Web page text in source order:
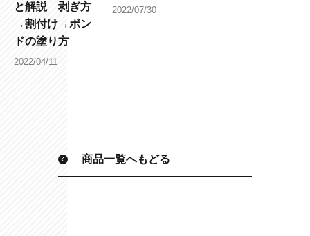
と解説 剥ぎ方
→割付け→ボン
ドの塗り方
2022/04/11
2022/07/30
商品一覧へもどる